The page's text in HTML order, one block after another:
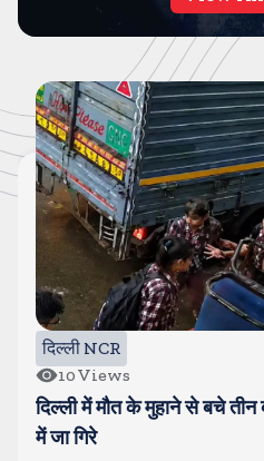
दिल्ली NCR
10Views
दिल्ली में मौत के मुहाने से बचे
में जा गिरे